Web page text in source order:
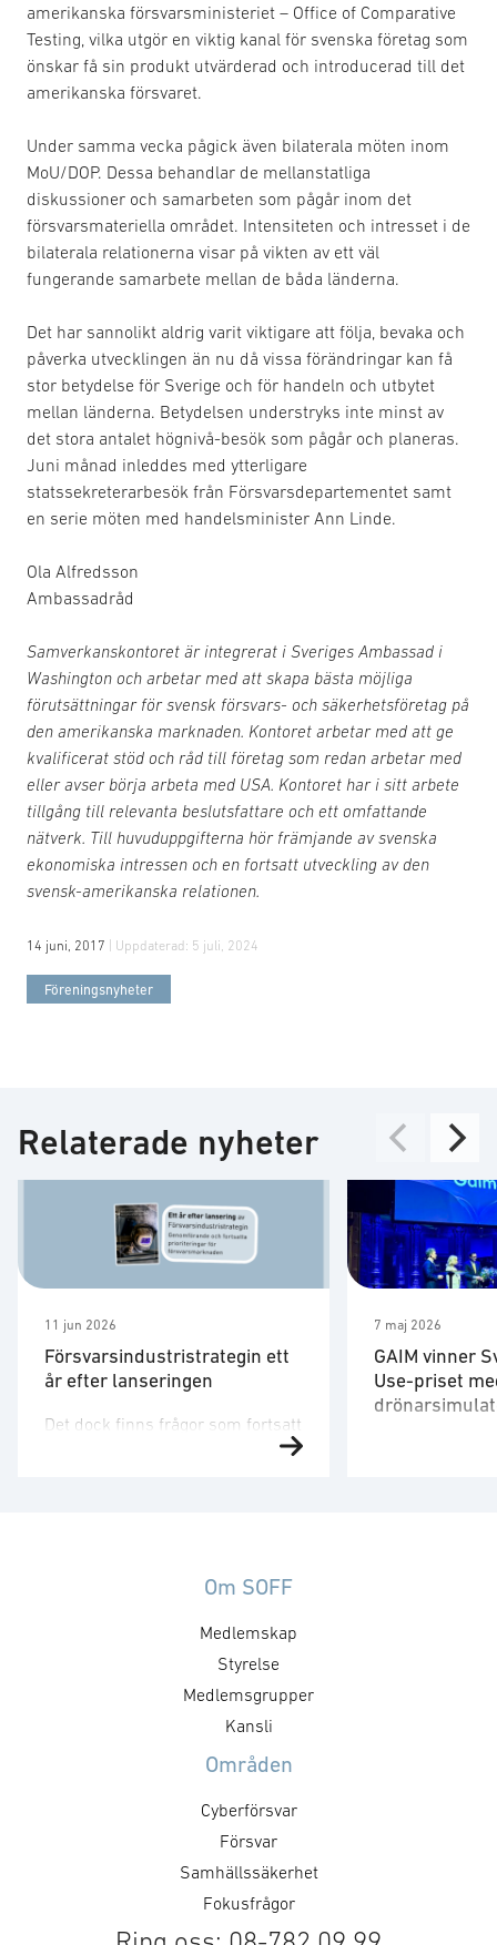
amerikanska försvarsministeriet – Office of Comparative
Testing, vilka utgör en viktig kanal för svenska företag som
önskar få sin produkt utvärderad och introducerad till det
amerikanska försvaret.
Under samma vecka pågick även bilaterala möten inom
MoU/DOP. Dessa behandlar de mellanstatliga
diskussioner och samarbeten som pågår inom det
försvarsmateriella området. Intensiteten och intresset i de
bilaterala relationerna visar på vikten av ett väl
fungerande samarbete mellan de båda länderna.
Det har sannolikt aldrig varit viktigare att följa, bevaka och
påverka utvecklingen än nu då vissa förändringar kan få
stor betydelse för Sverige och för handeln och utbytet
mellan länderna. Betydelsen understryks inte minst av
det stora antalet högnivå-besök som pågår och planeras.
Juni månad inleddes med ytterligare
statssekreterarbesök från Försvarsdepartementet samt
en serie möten med handelsminister Ann Linde.
Ola Alfredsson
Ambassadråd
Samverkanskontoret är integrerat i Sveriges Ambassad i
Washington och arbetar med att skapa bästa möjliga
förutsättningar för svensk försvars- och säkerhetsföretag på
den amerikanska marknaden. Kontoret arbetar med att ge
kvalificerat stöd och råd till företag som redan arbetar med
eller avser börja arbeta med USA. Kontoret har i sitt arbete
tillgång till relevanta beslutsfattare och ett omfattande
nätverk. Till huvuduppgifterna hör främjande av svenska
ekonomiska intressen och en fortsatt utveckling av den
svensk-amerikanska relationen.
14 juni, 2017 | Uppdaterad: 5 juli, 2024
Föreningsnyheter
Relaterade nyheter
11 jun 2026
Försvarsindustristrategin ett
år efter lanseringen
Det dock finns frågor som fortsatt
behöver utvecklas. Strategin är
styrning, upphandling, avtal,
formar försvarsmarknaden
genom hur den agerar som kund.
Det handlar inte bara om ökade
försvarsinvesteringar, utan också
anskaffningsprinciper,
7 maj 2026
GAIM vinner
Use-priset
Om SOFF
Medlemskap
Styrelse
Medlemsgrupper
Kansli
Områden
Cyberförsvar
Försvar
Samhällssäkerhet
Fokusfrågor